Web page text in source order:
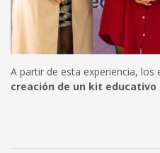
A partir de esta experiencia, los
creación de un kit